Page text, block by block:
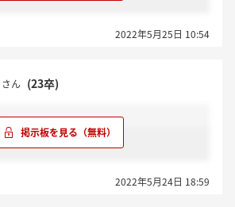
2022年5月25日 10:54
さん (23卒)
2022年5月24日 18:59